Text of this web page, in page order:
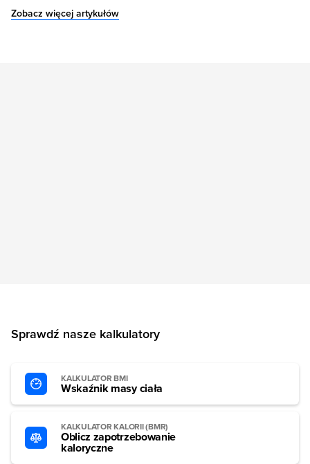
Zobacz więcej artykułów
Sprawdź nasze kalkulatory
KALKULATOR BMI
Wskaźnik masy ciała
KALKULATOR KALORII (BMR)
Oblicz zapotrzebowanie
kaloryczne